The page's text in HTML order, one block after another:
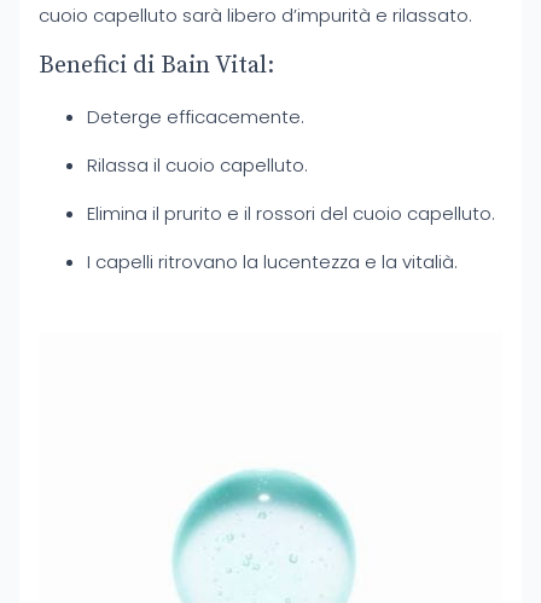
cuoio capelluto sarà libero d’impurità e rilassato.
Benefici di Bain Vital:
Deterge efficacemente.
Rilassa il cuoio capelluto.
Elimina il prurito e il rossori del cuoio capelluto.
I capelli ritrovano la lucentezza e la vitalià.